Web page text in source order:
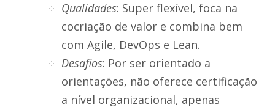
Qualidades: Super flexível, foca na
cocriação de valor e combina bem
com Agile, DevOps e Lean.
Desafios: Por ser orientado a
orientações, não oferece certificação
a nível organizacional, apenas